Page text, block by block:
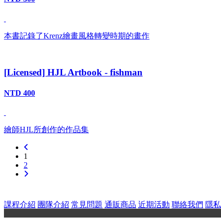
本書記錄了Krenz繪畫風格轉變時期的畫作
[Licensed] HJL Artbook - fishman
NTD 400
繪師HJL所創作的作品集
1
2
課程介紹 團隊介紹 常見問題 通販商品 近期活動 聯絡我們 隱